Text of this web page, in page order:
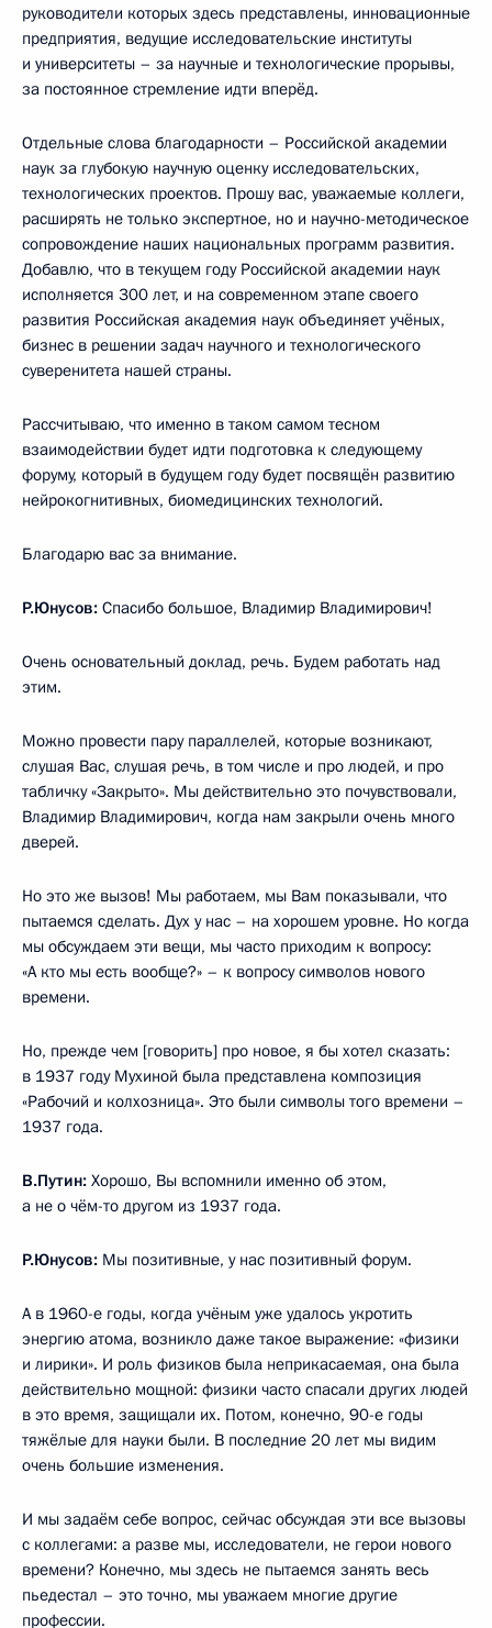
руководители которых здесь представлены, инновационные
предприятия, ведущие исследовательские институты
и университеты – за научные и технологические прорывы,
за постоянное стремление идти вперёд.
Отдельные слова благодарности – Российской академии
наук за глубокую научную оценку исследовательских,
технологических проектов. Прошу вас, уважаемые коллеги,
расширять не только экспертное, но и научно-методическое
сопровождение наших национальных программ развития.
Добавлю, что в текущем году Российской академии наук
исполняется 300 лет, и на современном этапе своего
развития Российская академия наук объединяет учёных,
бизнес в решении задач научного и технологического
суверенитета нашей страны.
Рассчитываю, что именно в таком самом тесном
взаимодействии будет идти подготовка к следующему
форуму, который в будущем году будет посвящён развитию
нейрокогнитивных, биомедицинских технологий.
Благодарю вас за внимание.
Р.Юнусов: Спасибо большое, Владимир Владимирович!
Очень основательный доклад, речь. Будем работать над
этим.
Можно провести пару параллелей, которые возникают,
слушая Вас, слушая речь, в том числе и про людей, и про
табличку «Закрыто». Мы действительно это почувствовали,
Владимир Владимирович, когда нам закрыли очень много
дверей.
Но это же вызов! Мы работаем, мы Вам показывали, что
пытаемся сделать. Дух у нас – на хорошем уровне. Но когда
мы обсуждаем эти вещи, мы часто приходим к вопросу:
«А кто мы есть вообще?» – к вопросу символов нового
времени.
Но, прежде чем [говорить] про новое, я бы хотел сказать:
в 1937 году Мухиной была представлена композиция
«Рабочий и колхозница». Это были символы того времени –
1937 года.
В.Путин: Хорошо, Вы вспомнили именно об этом,
а не о чём-то другом из 1937 года.
Р.Юнусов: Мы позитивные, у нас позитивный форум.
А в 1960-е годы, когда учёным уже удалось укротить
энергию атома, возникло даже такое выражение: «физики
и лирики». И роль физиков была неприкасаемая, она была
действительно мощной: физики часто спасали других людей
в это время, защищали их. Потом, конечно, 90-е годы
тяжёлые для науки были. В последние 20 лет мы видим
очень большие изменения.
И мы задаём себе вопрос, сейчас обсуждая эти все вызовы
с коллегами: а разве мы, исследователи, не герои нового
времени? Конечно, мы здесь не пытаемся занять весь
пьедестал – это точно, мы уважаем многие другие
профессии.